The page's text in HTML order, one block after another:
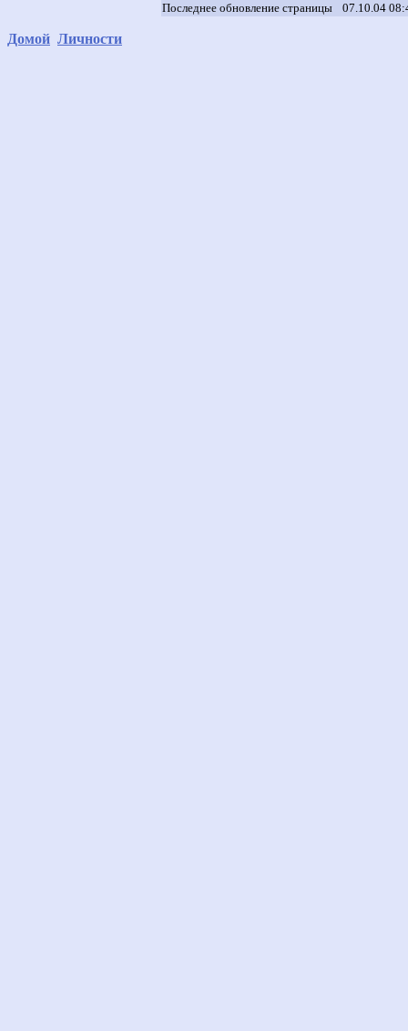
Последнее обновление страницы 07.10.04
Домой Личности